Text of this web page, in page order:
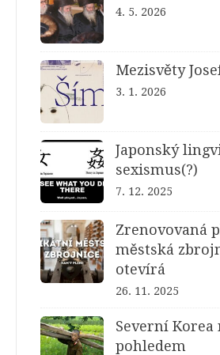
4. 5. 2026
Mezisvěty
3. 1. 2026
Japonský
sexismus(?)
7. 12. 2025
Zrenovovaná
městská
otevírá
26. 11. 2025
Severní
pohledem